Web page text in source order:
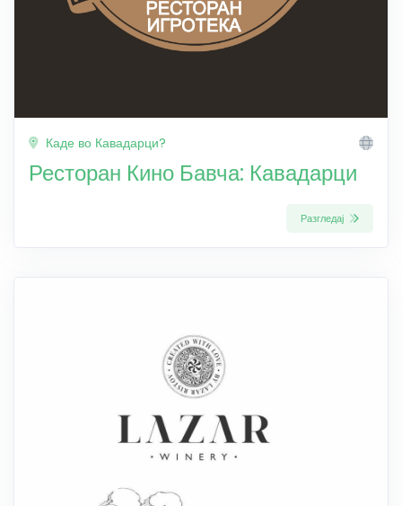
Каде во Кавадарци?
Ресторан Кино Бавча: Кавадарци
Разгледај